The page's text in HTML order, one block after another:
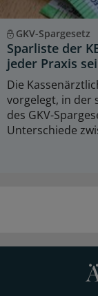
GKV-Spargesetz
Sparliste der
jeder Praxis
Die
vorgelegt, in der
des GKV-
Unterschiede